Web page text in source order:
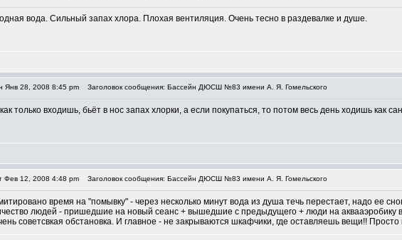
вода. Сильный запах хлора. Плохая вентиляция. Очень тесно в раздевалке и душе.
Янв 28, 2008 8:45 pm Заголовок сообщения: Бассейн ДЮСШ №83 имени А. Я. Гомельского
только входишь, бьёт в нос запах хлорки, а если покупаться, то потом весь день ходишь как
Фев 12, 2008 4:48 pm Заголовок сообщения: Бассейн ДЮСШ №83 имени А. Я. Гомельского
время на "помывку" - через несколько минут вода из душа течь перестает, надо ее
людей - пришедшие на новый сеанс + вышедшие с предыдущего + люди на аквааэробику
советсвкая обстановка. И главное - не закрываются шкафчики, где оставляешь вещи!!